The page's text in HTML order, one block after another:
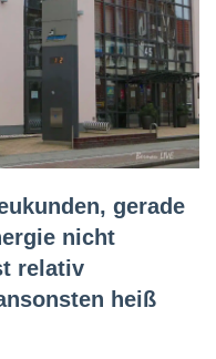
gerade
nicht
relativ
heiß